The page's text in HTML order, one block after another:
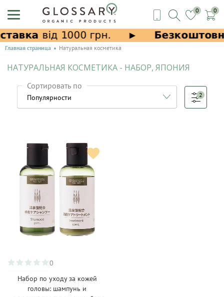
0 0
Главная страница Натуральная косметика
НАТУРАЛЬНАЯ КОСМЕТИКА - НАБОР, ЯПОНИЯ
Сортировать по
2
0
Набор по уходу за кожей
головы: шампунь и